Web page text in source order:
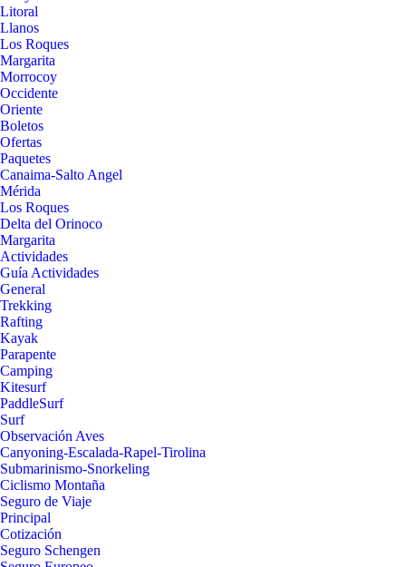
Litoral
Llanos
Los Roques
Margarita
Morrocoy
Occidente
Oriente
Boletos
Ofertas
Paquetes
Canaima-Salto Angel
Mérida
Los Roques
Delta del Orinoco
Margarita
Actividades
Guía Actividades
General
Trekking
Rafting
Kayak
Parapente
Camping
Kitesurf
PaddleSurf
Surf
Observación Aves
Canyoning-Escalada-Rapel-Tirolina
Submarinismo-Snorkeling
Ciclismo Montaña
Seguro de Viaje
Principal
Cotización
Seguro Schengen